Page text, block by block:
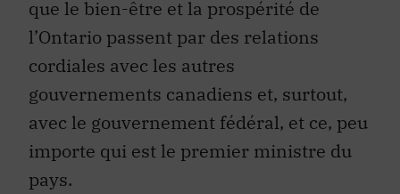
que le bien-être et la prospérité de
l’Ontario passent par des relations
cordiales avec les autres
gouvernements canadiens et, surtout,
avec le gouvernement fédéral, et ce, peu
importe qui est le premier ministre du
pays.